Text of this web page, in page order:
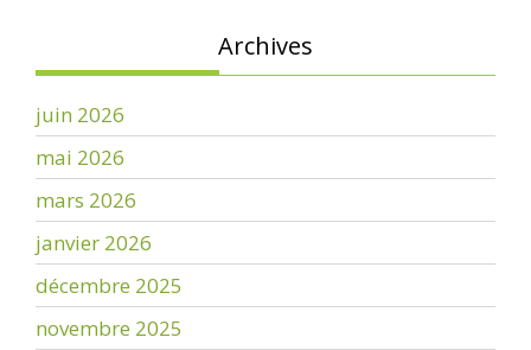
Archives
juin 2026
mai 2026
mars 2026
janvier 2026
décembre 2025
novembre 2025